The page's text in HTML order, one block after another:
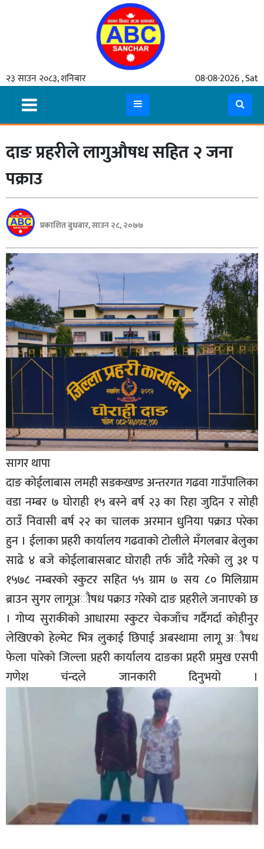
२३ साउन २०८३, शनिबार 08-08-2026 , Sat
समाचार
मुख्य
समाचार
कुटनीती
अर्थ
रसरङ्ग
यौन/
स्वास्थ्य
भिडियो
बिशेष
भिडियो
पत्रपत्रिका
खेलकुद
बिश्व
अचम्म
दुनिया
बिचार
कुराकानी
जीवनशैली
साहित्य
सूचना-
प्रवधि
दाङ प्रहरीले लागुऔषध सहित २ जना
पक्राउ
प्रकाशित बुधबार, साउन २८, २०७७
सागर थापा
दाङ कोईलाबास लमही सडकखण्ड अन्तरगत गढवा गाउँपालिका
वडा नम्बर ७ घोराही १५ बस्ने बर्ष २३ का रिहा जुदिन र सोही
ठाउँ निवासी बर्ष २२ का चालक अरमान धुनिया पक्राउ परेका
हुन । ईलाका प्रहरी कार्यालय गढवाको टोलीले मँगलबार बेलुका
साढे ४ बजे कोईलाबासबाट घोराही तर्फ जाँदै गरेको लु ३१ प
१५७८ नम्बरको स्कुटर सहित ५५ ग्राम ७ सय ८० मिलिग्राम
ब्राउन सुगर लागूअौषध पक्राउ गरेको दाङ प्रहरीले जनाएको छ
। गोप्य सुराकीको आधारमा स्कुटर चेकजाँच गर्दैगर्दा कोहीनुर
लेखिएको हेल्मेट भित्र लुकाई छिपाई अबस्थामा लागू अौषध
फेला पारेको जिल्ला प्रहरी कार्यालय दाङका प्रहरी प्रमुख एसपी
गणेश चंन्दले जानकारी दिनुभयो ।